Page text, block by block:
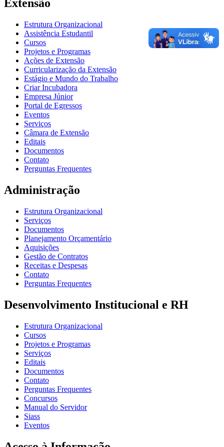
Extensão
Estrutura Organizacional
Assistência Estudantil
Cursos
Projetos e Programas
Ações de Extensão
Curricularização da Extensão
Estágio e Mundo do Trabalho
Criar Incubadora
Empresa Júnior
Portal de Egressos
Eventos
Serviços
Câmara de Extensão
Editais
Documentos
Contato
Perguntas Frequentes
Administração
Estrutura Organizacional
Serviços
Documentos
Planejamento Orçamentário
Aquisições
Gestão de Contratos
Receitas e Despesas
Contato
Perguntas Frequentes
Desenvolvimento Institucional e RH
Estrutura Organizacional
Cursos
Projetos e Programas
Serviços
Editais
Documentos
Contato
Perguntas Frequentes
Concursos
Manual do Servidor
Siass
Eventos